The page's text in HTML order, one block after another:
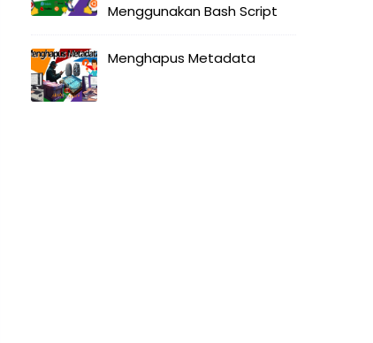
Menggunakan Bash Script
Menghapus Metadata